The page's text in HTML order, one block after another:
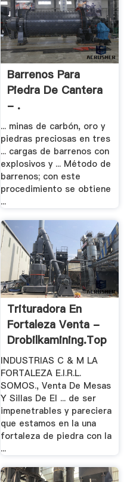
Barrenos Para
Piedra De Cantera
- .
... minas de carbón, oro y
piedras preciosas en tres
... cargas de barrenos con
explosivos y ... Método de
barrenos; con este
procedimiento se obtiene
...
Trituradora En
Fortaleza Venta -
Drobilkamining.top
INDUSTRIAS C & M LA
FORTALEZA E.I.R.L.
SOMOS., Venta De Mesas
Y Sillas De El ... de ser
impenetrables y pareciera
que estamos en la una
fortaleza de piedra con la
...